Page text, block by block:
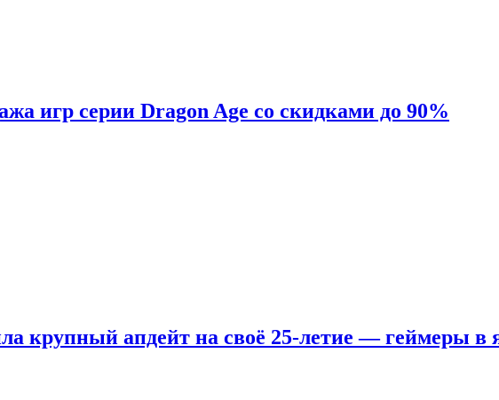
игр серии Dragon Age со скидками до 90%
крупный апдейт на своё 25-летие — геймеры в